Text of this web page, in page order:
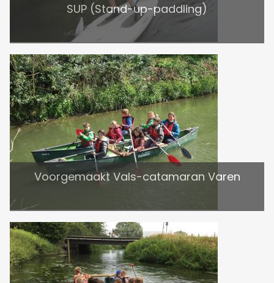
SUP (Stand-up-paddling)
Voorgemaakt Vals-catamaran Varen